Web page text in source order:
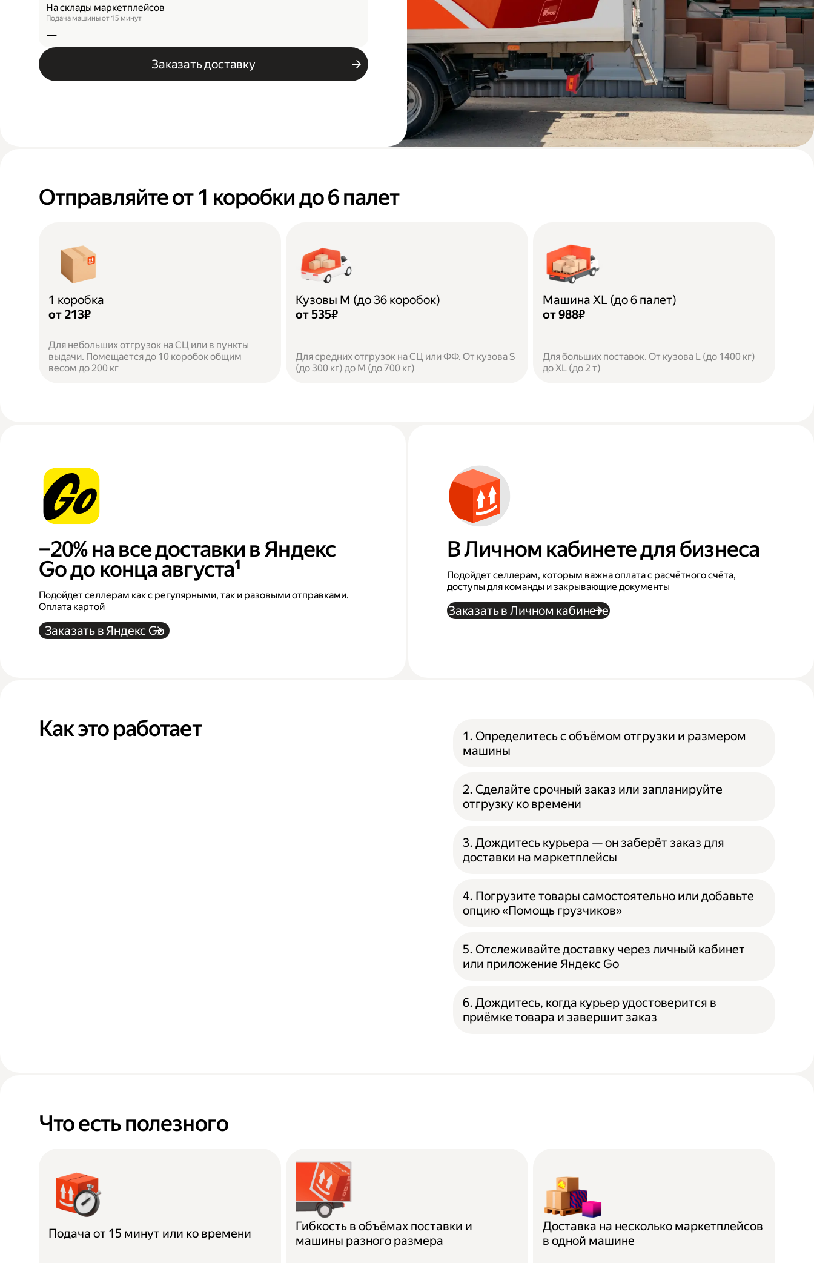
На склады маркетплейсов
Подача машины от 15 минут
—
Заказать доставку
Отправляйте от 1 коробки до 6 палет
1 коробка
от 213₽
Для небольших отгрузок на СЦ или в пункты
выдачи. Помещается до 10 коробок общим
весом до 200 кг
Кузовы M (до 36 коробок)
от 535₽
Для средних отгрузок на СЦ или ФФ. От кузова S
(до 300 кг) до M (до 700 кг)
Машина XL (до 6 палет)
от 988₽
Для больших поставок. От кузова L (до 1400 кг)
до XL (до 2 т)
−20% на все доставки в Яндекс
Go до конца августа¹
Подойдет селлерам как с регулярными, так и разовыми отправками.
Оплата картой
Заказать в Яндекс Go
В Личном кабинете для бизнеса
Подойдет селлерам, которым важна оплата с расчётного счёта,
доступы для команды и закрывающие документы
Заказать в Личном кабинете
Как это работает
1. Определитесь с объёмом отгрузки и размером
машины
2. Сделайте срочный заказ или запланируйте
отгрузку ко времени
3. Дождитесь курьера — он заберёт заказ для
доставки на маркетплейсы
4. Погрузите товары самостоятельно или добавьте
опцию «Помощь грузчиков»
5. Отслеживайте доставку через личный кабинет
или приложение Яндекс Go
6. Дождитесь, когда курьер удостоверится в
приёмке товара и завершит заказ
Что есть полезного
Подача от 15 минут или ко времени
Гибкость в объёмах поставки и
машины разного размера
Доставка на несколько маркетплейсов
в одной машине